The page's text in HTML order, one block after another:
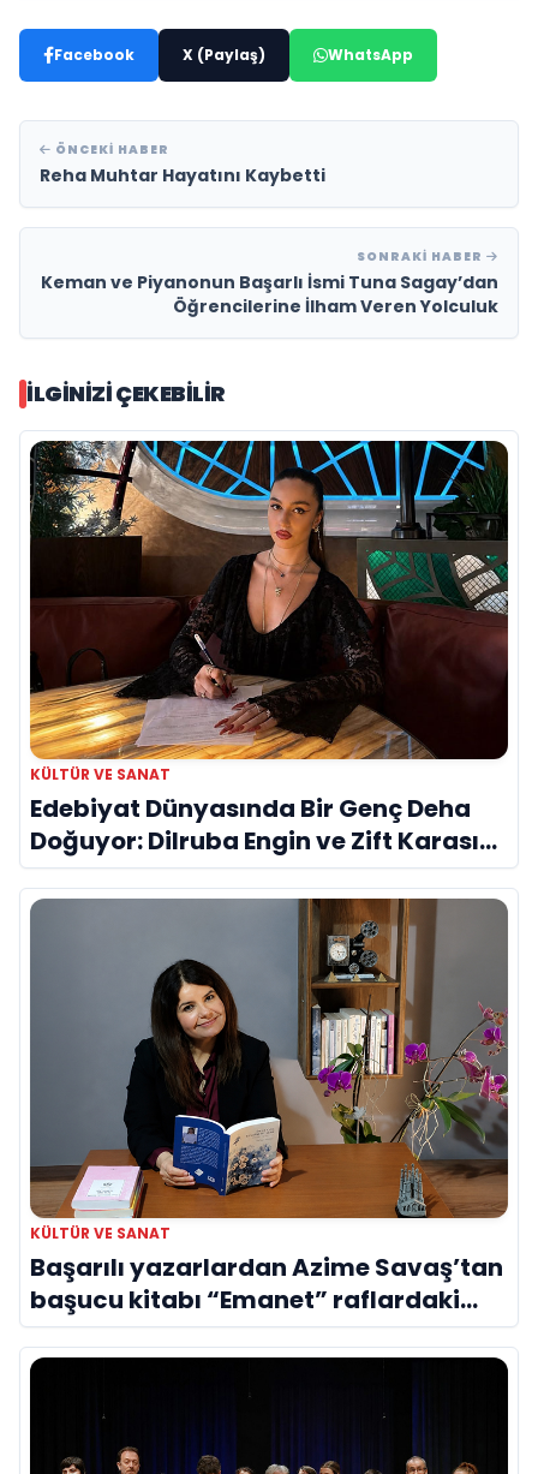
Facebook X (Paylaş) WhatsApp
ÖNCEKI HABER
Reha Muhtar Hayatını Kaybetti
SONRAKI HABER
Keman ve Piyanonun Başarlı İsmi Tuna Sagay’dan
Öğrencilerine İlham Veren Yolculuk
İLGINIZI ÇEKEBILIR
KÜLTÜR VE SANAT
Edebiyat Dünyasında Bir Genç Deha
Doğuyor: Dilruba Engin ve Zift Karası
Evreni ‘AVENOİR’
KÜLTÜR VE SANAT
Başarılı yazarlardan Azime Savaş’tan
başucu kitabı “Emanet” raflardaki
yerini aldı